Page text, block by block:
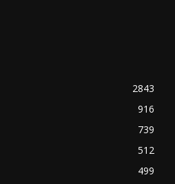
2843
916
739
512
499